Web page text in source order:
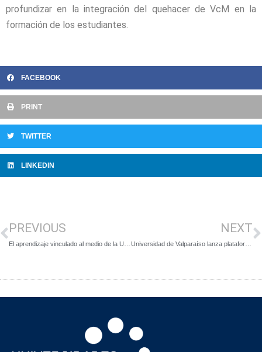
profundizar en la integración del quehacer de VcM en la
formación de los estudiantes.
FACEBOOK
PRINT
TWITTER
LINKEDIN
PREVIOUS NEXT
Universidad de Valparaíso lanza plataforma para evaluar el aporte de la vinculación a la comunidad